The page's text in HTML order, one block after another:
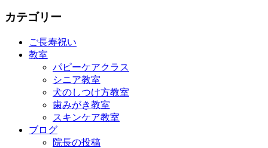
カテゴリー
ご長寿祝い
教室
パピーケアクラス
シニア教室
犬のしつけ方教室
歯みがき教室
スキンケア教室
ブログ
院長の投稿